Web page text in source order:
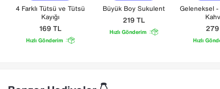
4 Farklı Tütsü ve Tütsü
Kayığı
169TL
Hızlı Gönderim
Büyük Boy Sukulent
219TL
Hızlı Gönderim
Geleneksel
Hızlı